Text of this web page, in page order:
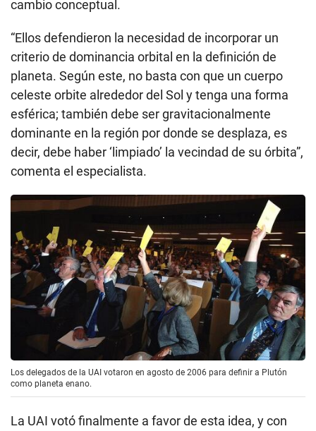
cambio conceptual.
“Ellos defendieron la necesidad de incorporar un
criterio de dominancia orbital en la definición de
planeta. Según este, no basta con que un cuerpo
celeste orbite alrededor del Sol y tenga una forma
esférica; también debe ser gravitacionalmente
dominante en la región por donde se desplaza, es
decir, debe haber ‘limpiado’ la vecindad de su órbita”,
comenta el especialista.
Los delegados de la UAI votaron en agosto de 2006 para definir a Plutón
como planeta enano.
La UAI votó finalmente a favor de esta idea, y con